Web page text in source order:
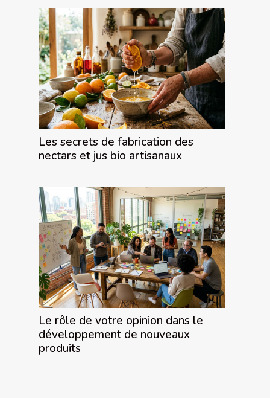
Les secrets de fabrication des
nectars et jus bio artisanaux
Le rôle de votre opinion dans le
développement de nouveaux
produits